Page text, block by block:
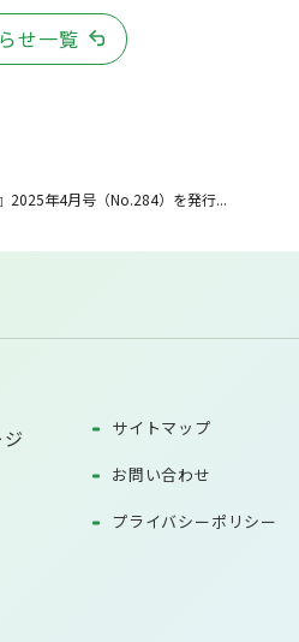
せ一覧
2025年4月号（No.284）を発行...
サイトマップ
お問い合わせ
プライバシーポリシー